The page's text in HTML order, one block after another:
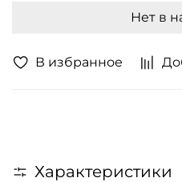
В избранное
Нет в
Характеристики